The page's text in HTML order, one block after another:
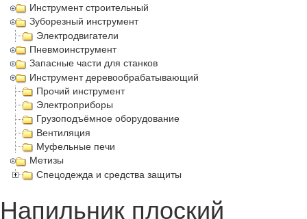
Инструмент строительный
Зуборезный инструмент
Электродвигатели
Пневмоинструмент
Запасные части для станков
Инструмент деревообрабатывающий
Прочий инструмент
Электроприборы
Грузоподъёмное оборудование
Вентиляция
Муфельные печи
Метизы
Спецодежда и средства защиты
Напильник плоский